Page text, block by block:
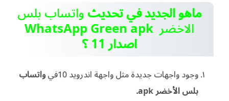
ماهو الجديد في تحديثواتساب بلس
الاخضر WhatsApp Greenapk
اصدار 11 ؟
وجود واجهات جديدة مثل واجهة اندرويد 10في
واتساب
بلس الأخضر apk.